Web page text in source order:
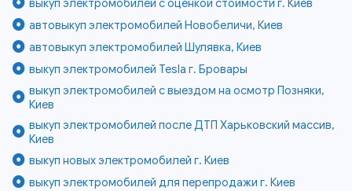
выкуп электромобилей с оценкой стоимости г. Киев
автовыкуп электромобилей Новобеличи, Киев
автовыкуп электромобилей Шулявка, Киев
выкуп электромобилей Tesla г. Бровары
выкуп электромобилей с выездом на осмотр Позняки,
Киев
выкуп электромобилей после ДТП Харьковский массив,
Киев
выкуп новых электромобилей г. Киев
выкуп электромобилей для перепродажи г. Киев